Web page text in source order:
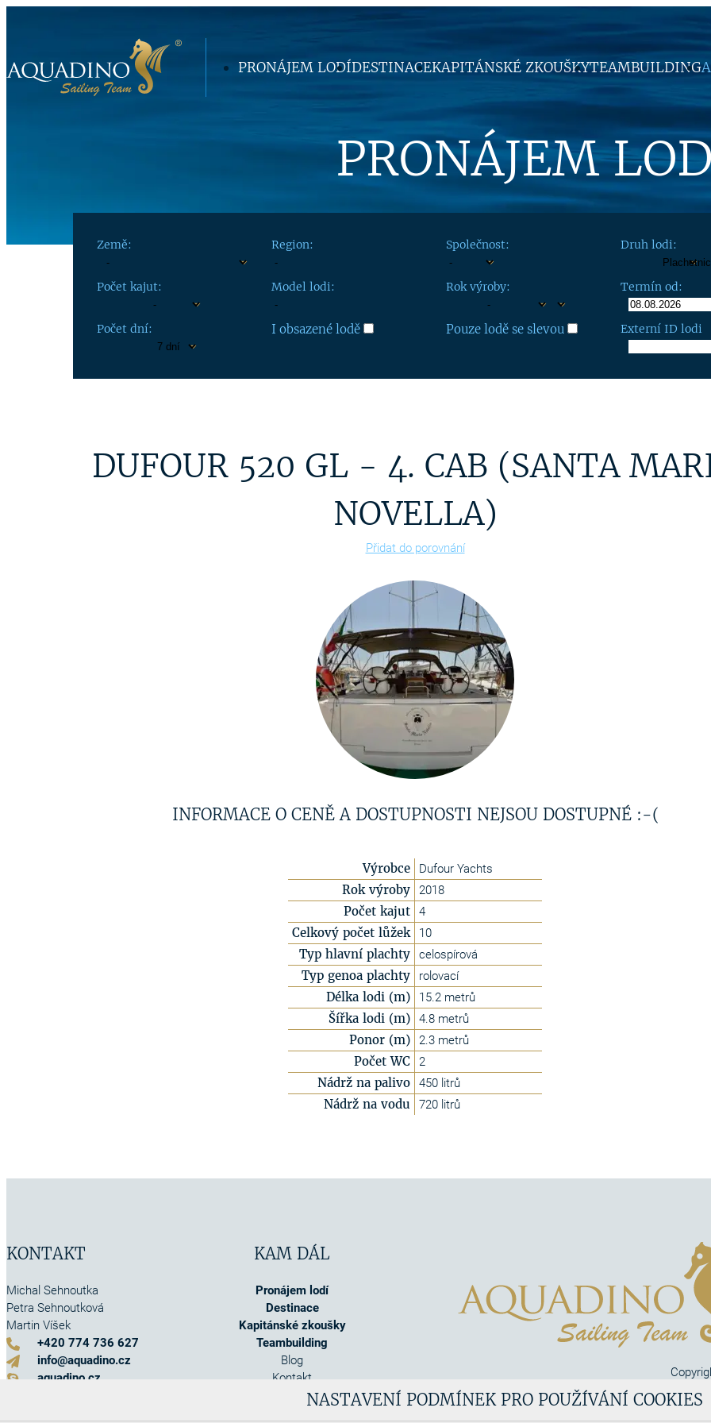
NASTAVENÍ PODMÍNEK PRO POUŽÍVÁNÍ COOKIES
PRONÁJEM LODÍDESTINACEKAPITÁNSKÉ ZKOUŠKYTEAMBUILDING
PRONÁJEM
Země: Region: Společnost: Druh lodi:
Počet kajut: Model lodi: Rok výroby: Termín od:
Počet dní: I obsazené lodě Pouze lodě se slevou Externí ID lodi
DUFOUR 520 GL - 4. CAB (SANTA
NOVELLA)
Přidat do porovnání
INFORMACE O CENĚ A DOSTUPNOSTI NEJSOU DOSTUPNÉ :-(
Výrobce Dufour Yachts
Rok výroby 2018
Počet kajut 4
Celkový počet lůžek 10
Typ hlavní plachty celospírová
Typ genoa plachty rolovací
Délka lodi (m) 15.2 metrů
Šířka lodi (m) 4.8 metrů
Ponor (m) 2.3 metrů
Počet WC 2
Nádrž na palivo 450 litrů
Nádrž na vodu 720 litrů
KONTAKT
Michal Sehnoutka
Petra Sehnoutková
Martin Víšek
+420 774 736 627
info@aquadino.cz
aquadino.cz
KAM DÁL
Pronájem lodí
Destinace
Kapitánské zkoušky
Teambuilding
Blog
Kontakt
O nás